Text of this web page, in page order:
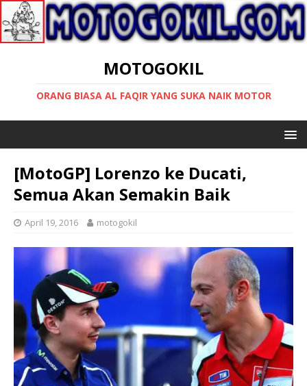
MOTOGOKIL
ORANG BIASA AL FAQIR YANG SUKA NAIK MOTOR
[MotoGP] Lorenzo ke Ducati,
Semua Akan Semakin Baik
April 19, 2016 motogokil